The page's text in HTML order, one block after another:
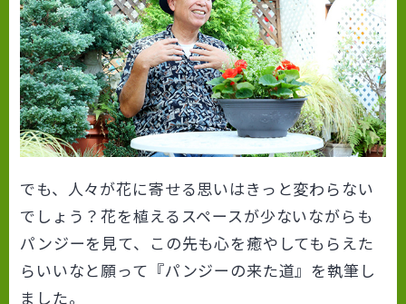
でも、人々が花に寄せる思いはきっと変わらない
でしょう？花を植えるスペースが少ないながらも
パンジーを見て、この先も心を癒やしてもらえた
らいいなと願って『パンジーの来た道』を執筆し
ました。